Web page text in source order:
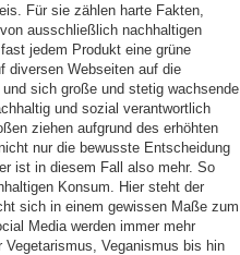
Für sie zählen harte Fakten,
ausschließlich nachhaltigen
jedem Produkt eine grüne
diversen Webseiten auf die
sich große und stetig wachsende
und sozial verantwortlich
ziehen aufgrund des erhöhten
nur die bewusste Entscheidung
ist in diesem Fall also mehr. So
Konsum. Hier steht der
sich in einem gewissen Maße zum
Media werden immer mehr
Vegetarismus, Veganismus bis hin